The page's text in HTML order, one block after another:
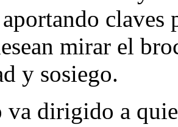
claves
mirar el
y sosiego.
va dirigido a